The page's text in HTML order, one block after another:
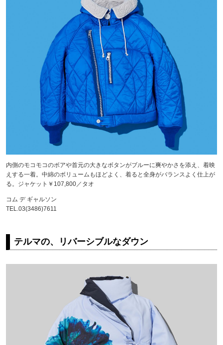
内側のモコモコのボアや首元の大きなボタンがブルーに爽やかさを添え、着映
えする一着。中綿のボリュームもほどよく、着ると全身がバランスよく仕上が
る。ジャケット￥107,800／タオ
コム デ ギャルソン
TEL.03(3486)7611
テルマの、リバーシブルなダウン